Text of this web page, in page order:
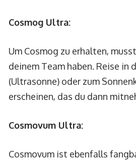
Cosmog Ultra:
Um Cosmog zu erhalten,
deinem Team haben. Reise in
(Ultrasonne) oder zum
erscheinen, das du dann
Cosmovum Ultra:
Cosmovum ist ebenfalls